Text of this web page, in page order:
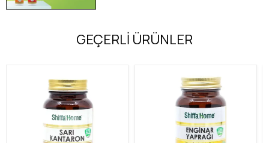
GEÇERLİ ÜRÜNLER